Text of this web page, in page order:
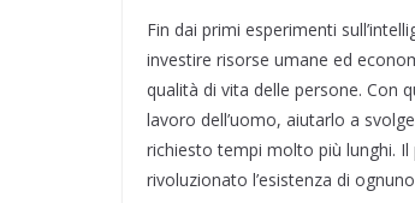
b
o
o
k
e
d
I
n
g
r
a
m
s
A
p
p
t
e
r
e
r
e
s
t
l
Fin dai primi esperimenti
investire risorse umane ed
qualità di vita delle persone. Con
lavoro dell’uomo, aiutarlo a
richiesto tempi molto più lunghi.
rivoluzionato l’esistenza di